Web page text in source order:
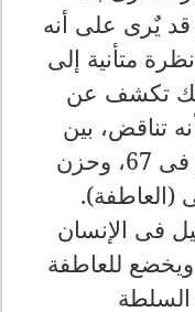
قد يٌرى على أنه
متأنية إلى
تكشف عن
تناقض، بين
رفض ما فعله بنا عبد الناصر فى 67، وحزن
(العاطفة).
فى الإنسان
للعاطفة